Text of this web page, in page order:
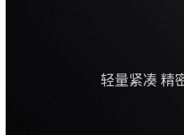
轻量紧凑 精